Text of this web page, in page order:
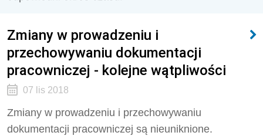
Zmiany w prowadzeniu i
przechowywaniu dokumentacji
pracowniczej - kolejne wątpliwości
07 lis 2018
Zmiany w prowadzeniu i przechowywaniu
dokumentacji pracowniczej są nieuniknione.